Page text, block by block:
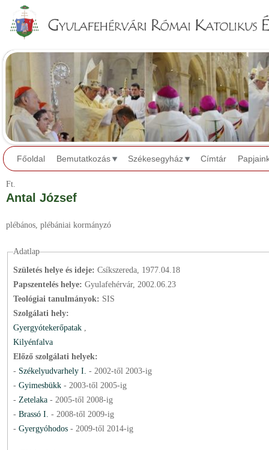
Főoldal Bemutatkozás Székesegyház Címtár
Ft.
Antal József
plébános, plébániai kormányzó
Adatlap
Születés helye és ideje: Csíkszereda, 1977.04.18
Papszentelés helye: Gyulafehérvár, 2002.06.23
Teológiai tanulmányok: SIS
Szolgálati hely:
Gyergyótekerőpatak ,
Kilyénfalva
Előző szolgálati helyek:
- Székelyudvarhely I. - 2002-től 2003-ig
- Gyimesbükk - 2003-től 2005-ig
- Zetelaka - 2005-től 2008-ig
- Brassó I. - 2008-től 2009-ig
- Gyergyóhodos - 2009-től 2014-ig